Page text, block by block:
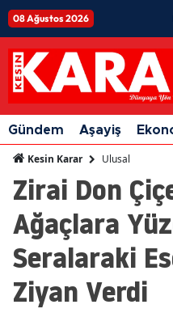
08 Ağustos 2026
Gündem Aşayiş
Kesin Karar Ulusal
Zirai Don
Ağaçlara
Seralaraki
Ziyan Verdi